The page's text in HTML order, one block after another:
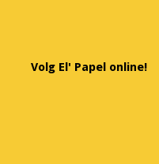
Volg El' Papel online!